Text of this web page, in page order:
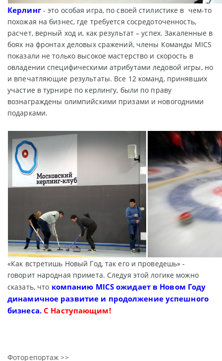
Керлинг- это особая игра, по своей стилистике в чем-то
похожая на бизнес, где требуется сосредоточенность,
расчет, верный ход и, как результат – успех. Закаленные в
боях на фронтах деловых сражений, члены Команды MICS
показали не только высокое мастерство и скорость в
овладении специфическими атрибутами ледовой игры, но
и впечатляющие результаты. Все 12 команд, принявших
участие в турнире по керлингу, были по праву
вознаграждены олимпийскими призами и новогодними
подарками.
«Как встретишь Новый Год, так его и проведешь» -
говорит народная примета. Следуя этой логике можно
сказать, что компанию MICS ожидает в Новом Году
динамичное развитие и продолжение успешного
бизнеса. С Наступающим!
Фоторепортаж >>